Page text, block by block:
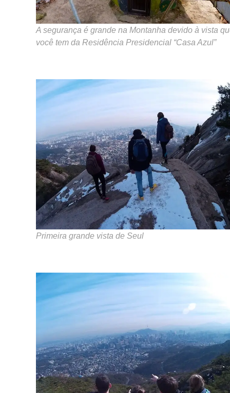
A segurança é grande na Montanha devido à vista
você tem da Residência Presidencial “Casa Azul”
Primeira grande vista de Seul